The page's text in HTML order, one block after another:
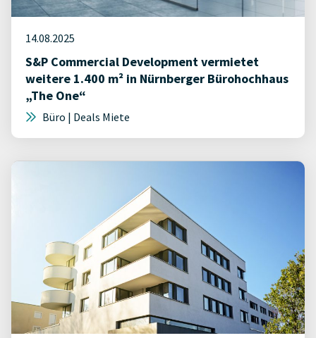
14.08.2025
S&P Commercial Development vermietet
weitere 1.400 m² in Nürnberger Bürohochhaus
„The One“
Büro | Deals Miete